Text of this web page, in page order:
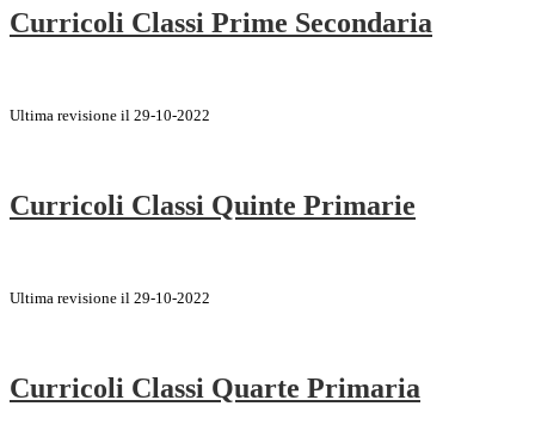
Curricoli Classi Prime Secondaria
Ultima revisione il 29-10-2022
Curricoli Classi Quinte Primarie
Ultima revisione il 29-10-2022
Curricoli Classi Quarte Primaria